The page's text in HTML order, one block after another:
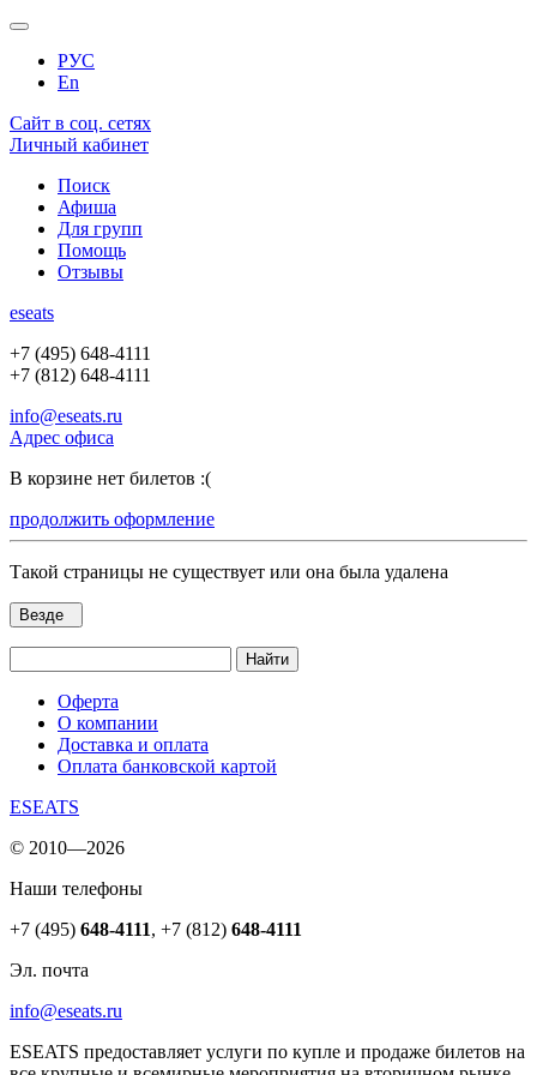
РУС
En
Сайт в соц. сетях
Личный кабинет
Поиск
Афиша
Для групп
Помощь
Отзывы
eseats
+7 (495) 648-4111
+7 (812) 648-4111
info@eseats.ru
Адрес офиса
В корзине нет билетов :(
продолжить оформление
Такой страницы не существует или она была удалена
Везде
Найти
Оферта
О компании
Доставка и оплата
Оплата банковской картой
ESEATS
© 2010—2026
Наши телефоны
+7 (495) 648-4111, +7 (812) 648-4111
Эл. почта
info@eseats.ru
ESEATS предоставляет услуги по купле и продаже билетов на